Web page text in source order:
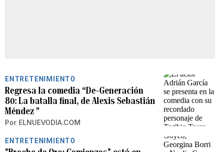
ENTRETENIMIENTO
Regresa la comedia “De-Generación
80: La batalla final, de Alexis Sebastián
Méndez ”
Por ELNUEVODIA.COM
ENTRETENIMIENTO